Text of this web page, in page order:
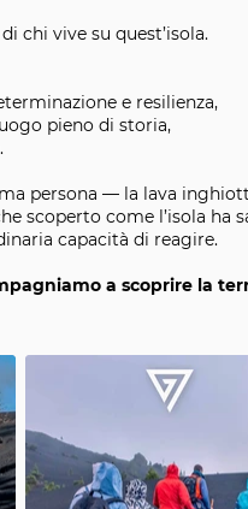
chi vive su quest’isola.
e resilienza,
pieno di storia,
persona — la lava
scoperto come l’isola ha
capacità di reagire.
a scoprire la